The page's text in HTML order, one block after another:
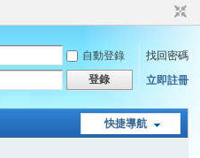
自動登錄
找回密碼
登錄 立即註冊
快捷導航